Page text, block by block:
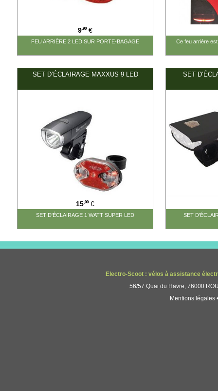
9,90 €
FEU ARRIÈRE 2 LED SUR PORTE-BAGAGE Ce feu arrière
SET D’ÉCLAIRAGE MAXXUS 9 LED
15,00 €
SET D'ÉCLAIRAGE 1 WATT SUPER LED
SET
SET
Electro-Scoot : vélos à assistance
56/57 Quai du Havre, 76000
Mentions légales